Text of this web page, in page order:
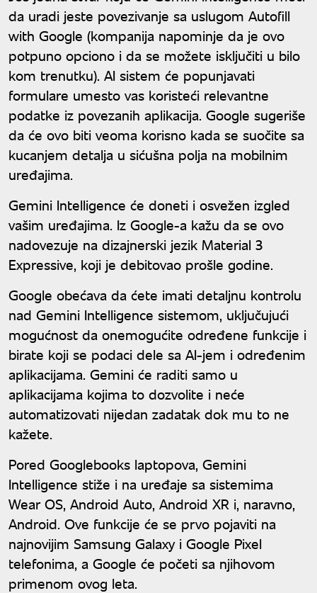
da uradi jeste povezivanje sa uslugom Autofill
with Google (kompanija napominje da je ovo
potpuno opciono i da se možete isključiti u bilo
kom trenutku). AI sistem će popunjavati
formulare umesto vas koristeći relevantne
podatke iz povezanih aplikacija. Google sugeriše
da će ovo biti veoma korisno kada se suočite sa
kucanjem detalja u sićušna polja na mobilnim
uređajima.
Gemini Intelligence će doneti i osvežen izgled
vašim uređajima. Iz Google-a kažu da se ovo
nadovezuje na dizajnerski jezik Material 3
Expressive, koji je debitovao prošle godine.
Google obećava da ćete imati detaljnu kontrolu
nad Gemini Intelligence sistemom, uključujući
mogućnost da onemogućite određene funkcije i
birate koji se podaci dele sa AI-jem i određenim
aplikacijama. Gemini će raditi samo u
aplikacijama kojima to dozvolite i neće
automatizovati nijedan zadatak dok mu to ne
kažete.
Pored Googlebooks laptopova, Gemini
Intelligence stiže i na uređaje sa sistemima
Wear OS, Android Auto, Android XR i, naravno,
Android. Ove funkcije će se prvo pojaviti na
najnovijim Samsung Galaxy i Google Pixel
telefonima, a Google će početi sa njihovom
primenom ovog leta.